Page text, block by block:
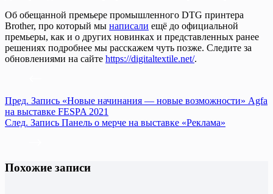
Об обещанной премьере промышленного DTG принтера
Brother, про который мы написали ещё до официальной
премьеры, как и о других новинках и представленных ранее
решениях подробнее мы расскажем чуть позже. Следите за
обновлениями на сайте https://digitaltextile.net/.
Пред. Запись «Новые начинания — новые возможности» Agfa
на выставке FESPA 2021
След. Запись Панель о мерче на выставке «Реклама»
Похожие записи